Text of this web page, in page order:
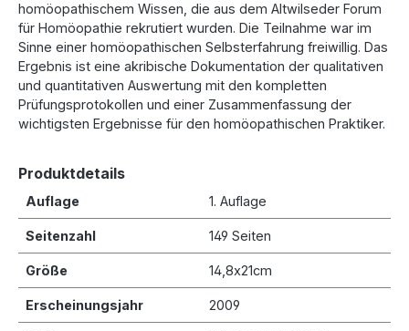
homöopathischem Wissen, die aus dem Altwilseder Forum
für Homöopathie rekrutiert wurden. Die Teilnahme war im
Sinne einer homöopathischen Selbsterfahrung freiwillig. Das
Ergebnis ist eine akribische Dokumentation der qualitativen
und quantitativen Auswertung mit den kompletten
Prüfungsprotokollen und einer Zusammenfassung der
wichtigsten Ergebnisse für den homöopathischen Praktiker.
Produktdetails
Auflage 1. Auflage
Seitenzahl 149 Seiten
Größe 14,8x21cm
Er­schei­nungs­jahr 2009